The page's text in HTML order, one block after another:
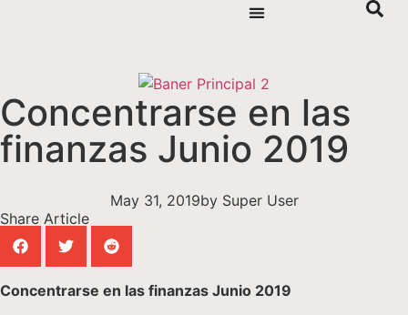
Concentrarse en las
finanzas Junio 2019
May 31, 2019bySuper User
Share Article
Concentrarse en las finanzas Junio 2019